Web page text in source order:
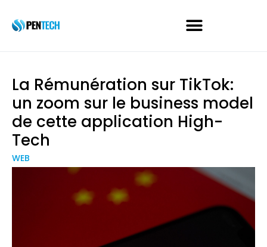
La Rémunération sur TikTok:
un zoom sur le business model
de cette application High-
Tech
WEB